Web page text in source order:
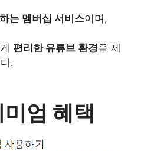
는 멤버십 서비스이며,
편리한 유튜브 환경을 제
.
엄 혜택